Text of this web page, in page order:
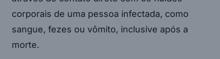
corporais de uma pessoa infectada, como
sangue, fezes ou vômito, inclusive após a
morte.